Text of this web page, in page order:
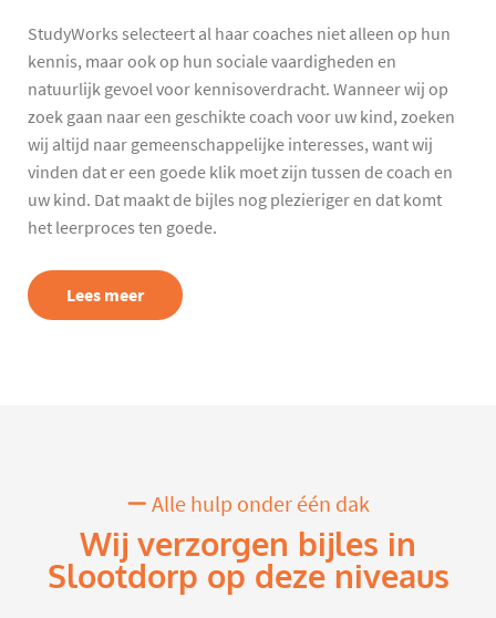
StudyWorks selecteert al haar coaches niet alleen op hun
kennis, maar ook op hun sociale vaardigheden en
natuurlijk gevoel voor kennisoverdracht. Wanneer wij op
zoek gaan naar een geschikte coach voor uw kind, zoeken
wij altijd naar gemeenschappelijke interesses, want wij
vinden dat er een goede klik moet zijn tussen de coach en
uw kind. Dat maakt de bijles nog plezieriger en dat komt
het leerproces ten goede.
Lees meer
Alle hulp onder één dak
Wij verzorgen bijles in
Slootdorp op deze niveaus